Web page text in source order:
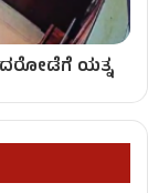
ದರೋಡೆಗೆ ಯತ್ನ